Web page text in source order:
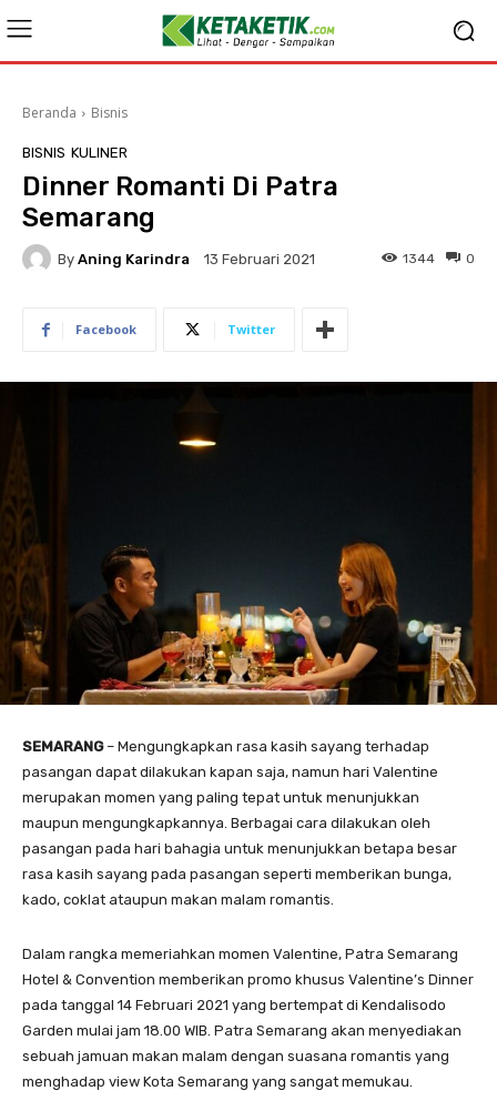
Beranda Bisnis
BISNIS KULINER
Dinner Romanti Di Patra
Semarang
By Aning Karindra 13 Februari 2021 0
1344
Facebook Twitter
SEMARANG– Mengungkapkan rasa kasih sayang terhadap
pasangan dapat dilakukan kapan saja, namun hari Valentine
merupakan momen yang paling tepat untuk menunjukkan
maupun mengungkapkannya. Berbagai cara dilakukan oleh
pasangan pada hari bahagia untuk menunjukkan betapa besar
rasa kasih sayang pada pasangan seperti memberikan bunga,
kado, coklat ataupun makan malam romantis.
Dalam rangka memeriahkan momen Valentine, Patra Semarang
Hotel & Convention memberikan promo khusus Valentine’s Dinner
pada tanggal 14 Februari 2021 yang bertempat di Kendalisodo
Garden mulai jam 18.00 WIB. Patra Semarang akan menyediakan
sebuah jamuan makan malam dengan suasana romantis yang
menghadap view Kota Semarang yang sangat memukau.